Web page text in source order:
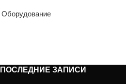
Оборудование
ПОСЛЕДНИЕ ЗАПИСИ